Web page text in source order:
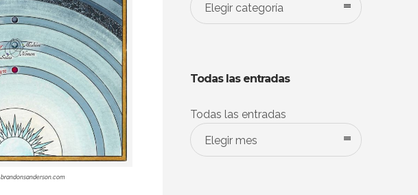
brandonsanderson.com
Elegir categoría
Todas las entradas
Todas las entradas
Elegir mes